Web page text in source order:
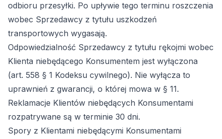
odbioru przesyłki. Po upływie tego terminu roszczenia
wobec Sprzedawcy z tytułu uszkodzeń
transportowych wygasają.
Odpowiedzialność Sprzedawcy z tytułu rękojmi wobec
Klienta niebędącego Konsumentem jest wyłączona
(art. 558 § 1 Kodeksu cywilnego). Nie wyłącza to
uprawnień z gwarancji, o której mowa w § 11.
Reklamacje Klientów niebędących Konsumentami
rozpatrywane są w terminie 30 dni.
Spory z Klientami niebędącymi Konsumentami